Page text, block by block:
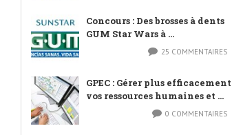
Concours : Des brosses à dents
GUM Star Wars à ...
25 COMMENTAIRES
GPEC : Gérer plus efficacement
vos ressources humaines et ...
0 COMMENTAIRES